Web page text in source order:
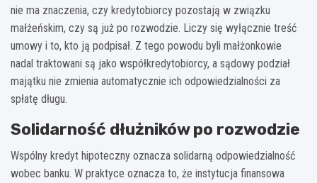
nie ma znaczenia, czy kredytobiorcy pozostają w związku
małżeńskim, czy są już po rozwodzie. Liczy się wyłącznie treść
umowy i to, kto ją podpisał. Z tego powodu byli małżonkowie
nadal traktowani są jako współkredytobiorcy, a sądowy podział
majątku nie zmienia automatycznie ich odpowiedzialności za
spłatę długu.
Solidarność dłużników po rozwodzie
Wspólny kredyt hipoteczny oznacza solidarną odpowiedzialność
wobec banku. W praktyce oznacza to, że instytucja finansowa